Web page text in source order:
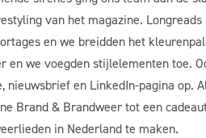
van het magazine.
en we breidden het
en we voegdenstijlelementen toe.
nieuwsbrief en LinkedIn-pagina op.
Brand & Brandweer tot een
in Nederlandte maken.